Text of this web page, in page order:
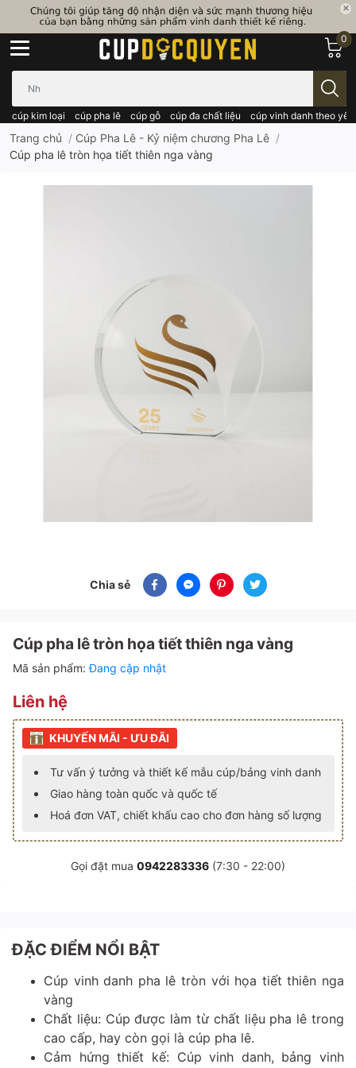
cúp kim loại cúp pha lê cúp gỗ cúp đa chất liệu cúp vinh danh theo
0
Trang chủ / Cúp Pha Lê - Kỷ niệm chương Pha Lê /
Cúp pha lê tròn họa tiết thiên nga vàng
Chia sẻ
Cúp pha lê tròn họa tiết thiên nga vàng
Mã sản phẩm:Đang cập nhật
Liên hệ
KHUYẾN MÃI - ƯU ĐÃI
Tư vấn ý tưởng và thiết kế mẫu cúp/bảng vinh danh
Giao hàng toàn quốc và quốc tế
Hoá đơn VAT, chiết khấu cao cho đơn hàng số lượng
Gọi đặt mua 0942283336 (7:30 - 22:00)
ĐẶC ĐIỂM NỔI BẬT
Cúp vinh danh pha lê tròn với họa tiết thiên nga
vàng
Chất liệu: Cúp được làm từ chất liệu pha lê trong
cao cấp, hay còn gọi là cúp pha lê.
Cảm hứng thiết kế: Cúp vinh danh, bảng vinh